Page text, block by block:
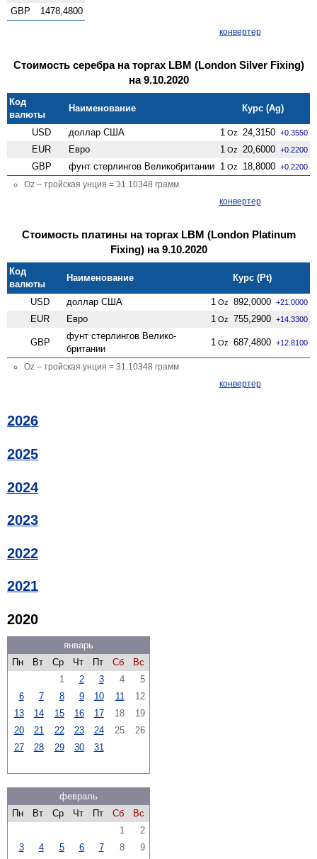
GBP
1478,4800
конвертер
Стоимость серебра на торгах LBM (London Silver Fixing)
на 9.10.2020
Код
валюты
Наименование Курс (Ag)
USD доллар США 1 Oz 24,3150 +0.3550
EUR Евро 1 Oz 20,6000 +0.2200
GBP фунт стерлингов Велико­британии 1 Oz 18,8000 +0.2200
Oz – тройская унция = 31.10348 грамм
конвертер
Стоимость платины на торгах LBM (London Platinum
Fixing) на 9.10.2020
Код
валюты
Наименование Курс (Pt)
USD доллар США 1 Oz 892,0000 +21.0000
EUR Евро 1 Oz 755,2900 +14.3300
GBP
фунт стерлингов Велико­
британии
1 Oz 687,4800 +12.8100
Oz – тройская унция = 31.10348 грамм
конвертер
2026
2025
2024
2023
2022
2021
2020
январь
Пн
Вт Ср Чт Пт Сб
Вс
1
2 3 4
5
6
7 8 9 10 11
12
13
14 15 16 17 18
19
20
21 22 23 24 25
26
27
28 29 30 31
февраль
Пн
Вт Ср Чт Пт Сб
Вс
1
2
3
4 5 6 7 8
9